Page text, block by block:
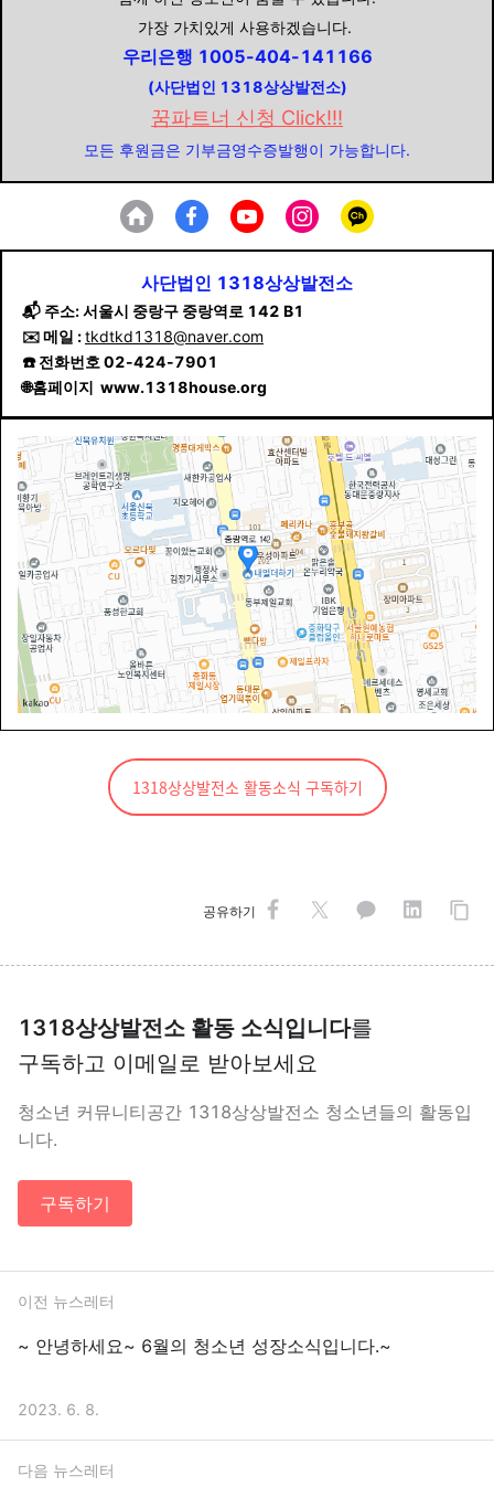
가장 가치있게 사용하겠습니다.
우리은행 1005-404-141166
(사단법인 1318상상발전소)
꿈파트너 신청 Click!!!
모든 후원금은 기부금영수증발행이 가능합니다.
사단법인 1318상상발전소
📬 주소: 서울시 중랑구 중랑역로 142 B1
✉️ 메일 :tkdtkd1318@naver.com
☎️ 전화번호 02-424-7901
🌐홈페이지 www.1318house.org
1318상상발전소 활동소식 구독하기
공유하기
1318상상발전소 활동 소식입니다를
구독하고 이메일로 받아보세요
청소년 커뮤니티공간 1318상상발전소 청소년들의 활동입
니다.
구독하기
이전 뉴스레터
~ 안녕하세요~ 6월의 청소년 성장소식입니다.~
2023. 6. 8.
다음 뉴스레터